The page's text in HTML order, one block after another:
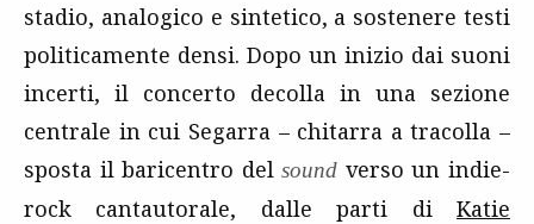
stadio, analogico e sintetico, a sostenere testi
politicamente densi. Dopo un inizio dai suoni
incerti, il concerto decolla in una sezione
centrale in cui Segarra – chitarra a tracolla –
sposta il baricentro delsound verso un indie-
rock cantautorale, dalle parti di Katie